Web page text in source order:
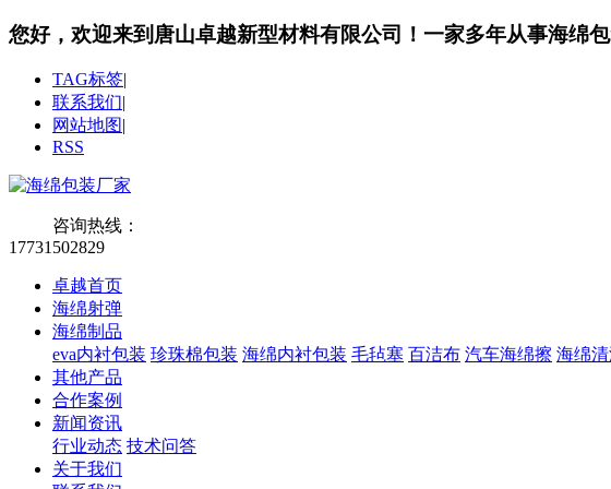
您好，欢迎来到唐山卓越新型材料有限公司！ 一家多年从事海绵
TAG标签|
联系我们|
网站地图|
RSS
咨询热线：
17731502829
卓越首页
海绵射弹
海绵制品
eva内衬包装 珍珠棉包装 海绵内衬包装 毛毡塞 百洁布 汽车海绵擦 海绵
其他产品
合作案例
新闻资讯
行业动态 技术问答
关于我们